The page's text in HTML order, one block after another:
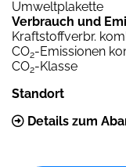
Umweltplakette
Verbrauch und
Kraftstoffverbr.
CO2-Emissionen
CO2-Klasse
Standort
Details zum